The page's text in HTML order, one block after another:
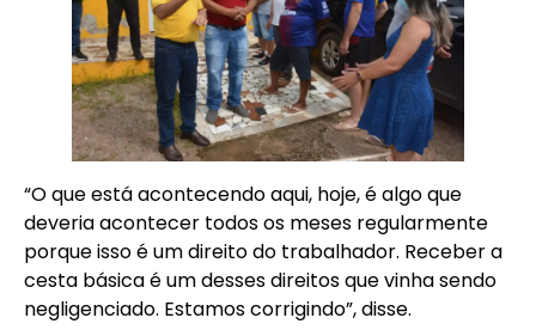
“O que está acontecendo aqui, hoje, é algo que
deveria acontecer todos os meses regularmente
porque isso é um direito do trabalhador. Receber a
cesta básica é um desses direitos que vinha sendo
negligenciado. Estamos corrigindo”, disse.